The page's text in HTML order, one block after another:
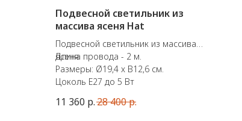
Подвесной светильник из
массива ясеня Hat
Подвесной светильник из массива
ясеня.
Длина провода - 2 м.
Размеры: Ø19,4 x В12,6 см.
Цоколь E27 до 5 Вт
11 360 р.28 400р.